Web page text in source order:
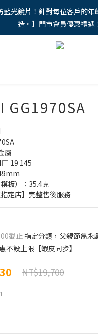
，視界品味進階，限時禮遇 9
免手續費。。
藍光鏡片！針對每位客戶的
造。】門市會員優惠禮遇
，視界品味進階，限時禮遇 9
GG1970SA
屬
19 145
板）：35.4克
定店】完整售後服務
截止 指定分類，父親節雋永
不設上限【蝦皮同步】
NT$19,700